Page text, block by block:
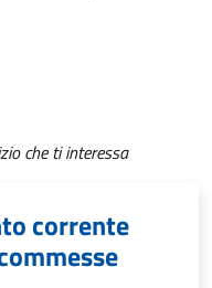
che ti interessa
corrente